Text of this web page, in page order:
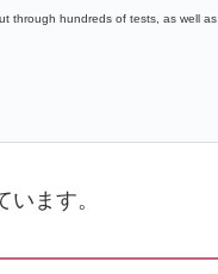
through hundreds of tests, as well
ます。